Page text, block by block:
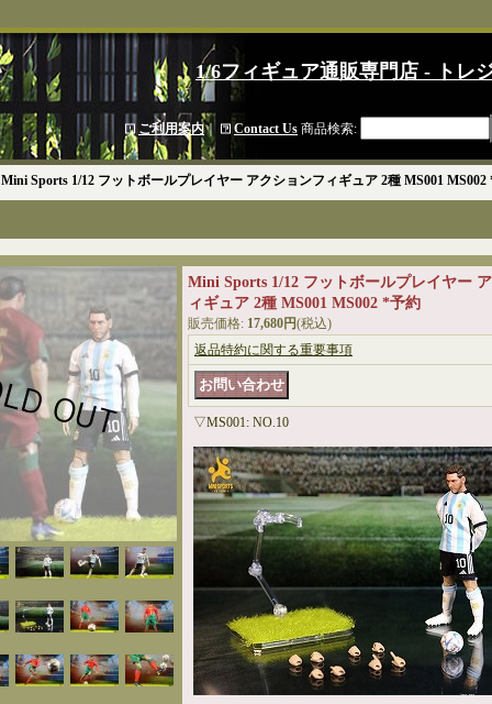
1/6フィギュア通販専門店 - トレ
ご利用案内｜ Contact Us 商品検索:
Mini Sports 1/12 フットボールプレイヤー アクションフィギュア 2種 MS001 MS002
Mini Sports 1/12 フットボールプレイヤー
ィギュア 2種 MS001 MS002 *予約
販売価格: 17,680円(税込)
返品特約に関する重要事項
▽MS001: NO.10